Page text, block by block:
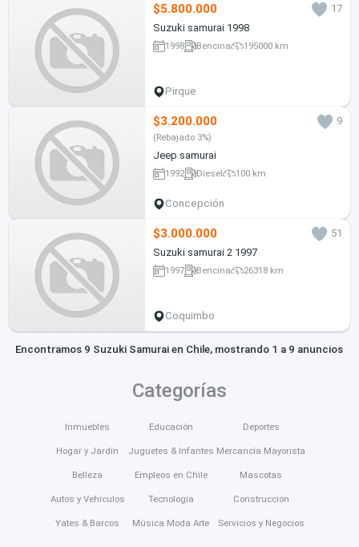
$5.800.000
17
Suzuki samurai 1998
1998 Bencina 195000 km
Pirque
$3.200.000 9
(Rebajado 3%)
Jeep samurai
1992 Diesel 100 km
Concepción
$3.000.000
51
Suzuki samurai 2 1997
1997 Bencina 26318 km
Coquimbo
Encontramos 9 Suzuki Samurai en Chile, mostrando 1 a 9 anuncios
Categorías
Inmuebles
Hogar y Jardín
Belleza
Autos y Vehículos
Yates & Barcos
Educación
Juguetes & Infantes
Empleos en Chile
Tecnología
Música Moda Arte
Deportes
Mercancía Mayorista
Mascotas
Construcción
Servicios y Negocios